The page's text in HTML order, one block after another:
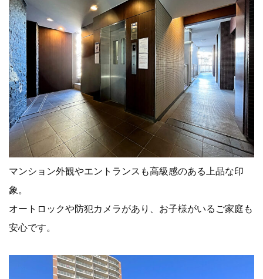
マンション外観やエントランスも高級感のある上品な印
象。
オートロックや防犯カメラがあり、お子様がいるご家庭も
安心です。